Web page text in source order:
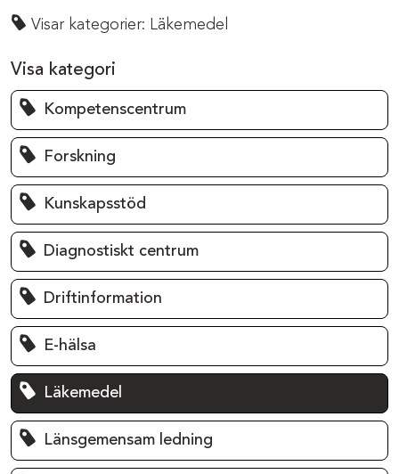
Visar kategorier: Läkemedel
Visa kategori
Kompetenscentrum
Forskning
Kunskapsstöd
Diagnostiskt centrum
Driftinformation
E-hälsa
Läkemedel
Länsgemensam ledning